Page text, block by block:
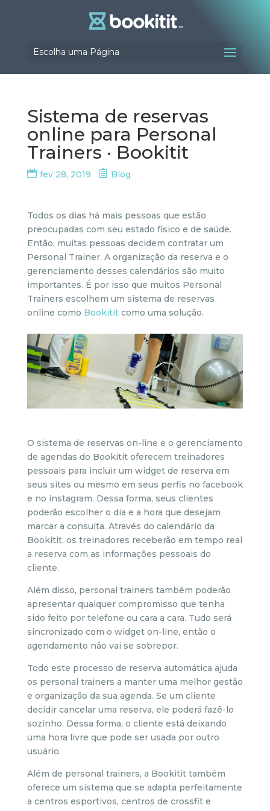
Escolha uma Página
Sistema de reservas
online para Personal
Trainers · Bookitit
fev 28, 2019 Blog
Todos os dias há mais pessoas que estão
preocupadas com seu estado físico e de saúde.
Então, muitas pessoas decidem contratar um
Personal Trainer. A organização da reserva e o
gerenciamento desses calendários são muito
importantes. É por isso que muitos Personal
Trainers escolhem um sistema de reservas
online como Bookitit como uma solução.
O sistema de reservas on-line e o gerenciamento
de agendas do Bookitit oferecem treinadores
pessoais para incluir um widget de reserva em
seus sites ou mesmo em seus perfis no facebook
e no instagram. Dessa forma, seus clientes
poderão escolher o dia e a hora que desejam
marcar a consulta. Através do calendário da
Bookitit, os treinadores receberão em tempo real
a reserva com as informações pessoais do
cliente.
Além disso, personal trainers também poderão
apresentar qualquer compromisso que tenha
sido feito por telefone ou cara a cara. Tudo será
sincronizado com o widget on-line, então o
agendamento não vai se sobrepor.
Todo este processo de reserva automática ajuda
os personal trainers a manter uma melhor gestão
e organização da sua agenda. Se um cliente
decidir cancelar uma reserva, ele poderá fazê-lo
sozinho. Dessa forma, o cliente está deixando
uma hora livre que pode ser usada por outro
usuário.
Além de personal trainers, a Bookitit também
oferece um sistema que se adapta perfeitamente
a centros esportivos, centros de crossfit e